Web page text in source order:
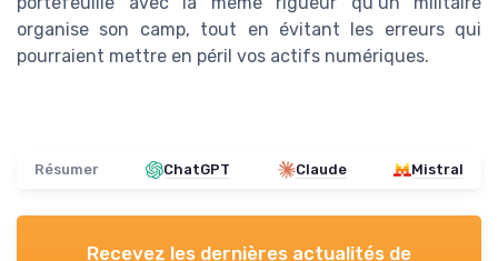
organise son camp, tout en évitant les erreurs qui
pourraient mettre en péril vos actifs numériques.
Résumer ChatGPT Claude Mistral
Recevez les dernières actualités de